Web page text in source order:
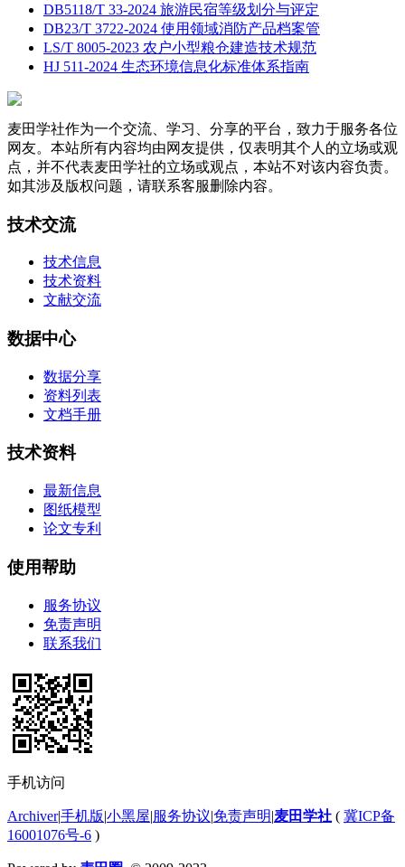
DB5118/T 33-2024 旅游民宿等级划分与评定
DB23/T 3722-2024 使用领域消防产品档案管
LS/T 8005-2023 农户小型粮仓建造技术规范
HJ 511-2024 生态环境信息化标准体系指南
麦田学社作为一个交流、学习、分享的平台，致力于服务各位
网友。本站所有内容均由网友提供，仅表明其个人的立场或观
点，并不代表麦田学社的立场或观点，本站不对该内容负责。
如其涉及版权问题，请联系客服删除内容。
技术交流
技术信息
技术资料
文献交流
数据中心
数据分享
资料列表
文档手册
技术资料
最新信息
图纸模型
论文专利
使用帮助
服务协议
免责声明
联系我们
手机访问
Archiver|手机版|小黑屋|服务协议|免责声明|麦田学社 ( 冀ICP备
16001076号-6 )